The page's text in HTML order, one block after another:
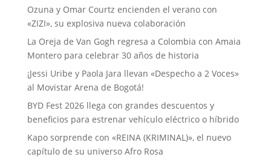
Ozuna y Omar Courtz encienden el verano con
«ZIZI», su explosiva nueva colaboración
La Oreja de Van Gogh regresa a Colombia con Amaia
Montero para celebrar 30 años de historia
¡Jessi Uribe y Paola Jara llevan «Despecho a 2 Voces»
al Movistar Arena de Bogotá!
BYD Fest 2026 llega con grandes descuentos y
beneficios para estrenar vehículo eléctrico o híbrido
Kapo sorprende con «REINA (KRIMINAL)», el nuevo
capítulo de su universo Afro Rosa